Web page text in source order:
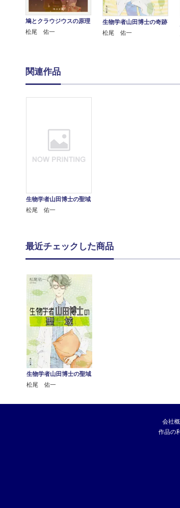
鳩とクラウジウスの原理
松尾 佑一
生物学者山田博士の奇跡
松尾 佑一
関連作品
生物学者山田博士の聖域
松尾 佑一
最近チェックした商品
生物学者山田博士の聖域
松尾 佑一
会社
作品の